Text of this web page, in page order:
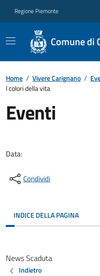
Regione Piemonte
Comune di
Home / Vivere Carignano /
I colori della vita
Eventi
Data:
Condividi
INDICE DELLA PAGINA
News Scaduta
Indietro